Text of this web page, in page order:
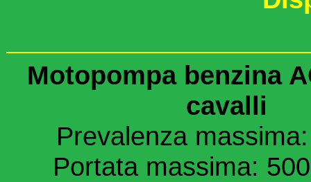
Motopompa benzina
cavalli
Prevalenza
Portata massima: